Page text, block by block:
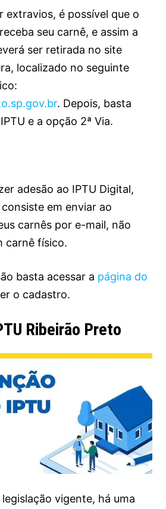
extravios, é possível que o
seu carnê, e assim a
ser retirada no site
localizado no seguinte
. Depois, basta
e a opção 2ª Via.
adesão ao IPTU Digital,
em enviar ao
carnês por e-mail, não
carnê físico.
basta acessar a página do
o cadastro.
Ribeirão Preto
vigente, há uma